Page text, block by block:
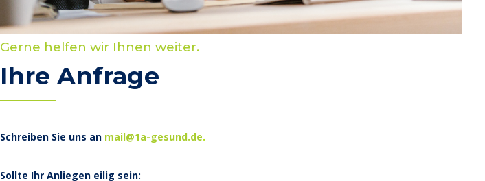
Gerne helfen wir Ihnen weiter.
Ihre Anfrage
Schreiben Sie uns an mail@1a-gesund.de.
Sollte Ihr Anliegen eilig sein: